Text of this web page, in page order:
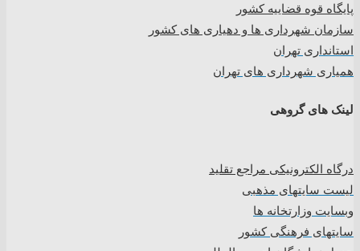
پایگاه قوه قضاییه کشور
سازمان شهرداری ها و دهیاری های کشور
استانداری تهران
همیاری شهرداری های تهران
لینک های گروهی
درگاه الکترونیکی مراجع تقلید
لیست سایتهای مذهبی
وبسایت وزارتخانه ها
سایتهای فرهنگی کشور